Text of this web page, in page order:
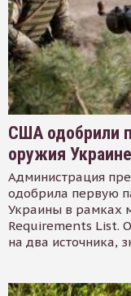
США одобрили
оружия
Администрация
одобрила первую
Украины в рамках
Requirements List.
на два источника,